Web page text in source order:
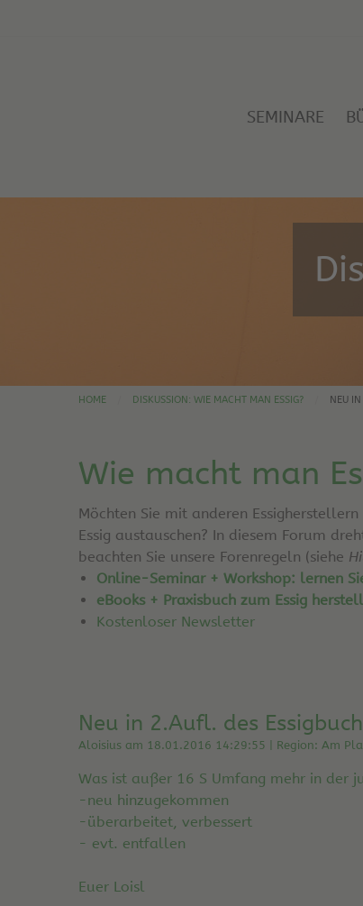
SEMINARE
HOME DISKUSSION: WIE MACHT MAN ESSIG? NEU
Wie macht man
Möchten Sie mit anderen
Essig austauschen? In diesem Forum
beachten Sie unsere Forenregeln (siehe
Online-Seminar + Workshop: lernen
eBooks + Praxisbuch zum Essig
Kostenloser Newsletter
Neu in 2.Aufl. des
Aloisius am 18.01.2016 14:29:55 | Region: Am
Was ist außer 16 S Umfang mehr in der
-neu hinzugekommen
-überarbeitet, verbessert
- evt. entfallen
Euer Loisl